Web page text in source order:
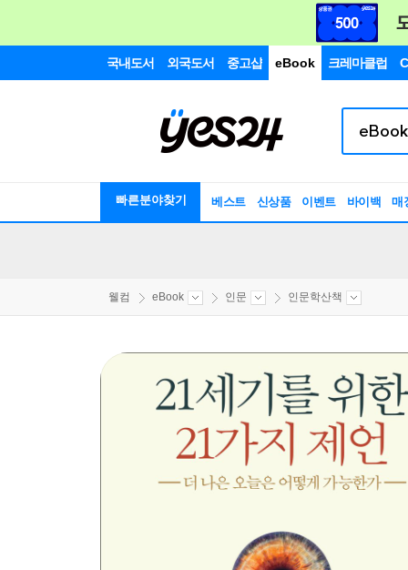
국내도서 외국도서 중고샵 eBook 크레마클럽
빠른분야찾기 베스트 신상품 이벤트 바이백 매
웰컴 eBook 인문 인문학산책